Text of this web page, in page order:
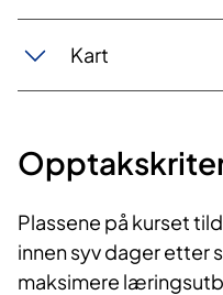
Kart
Plassene på kurset
innen syv dager etter
maksimere